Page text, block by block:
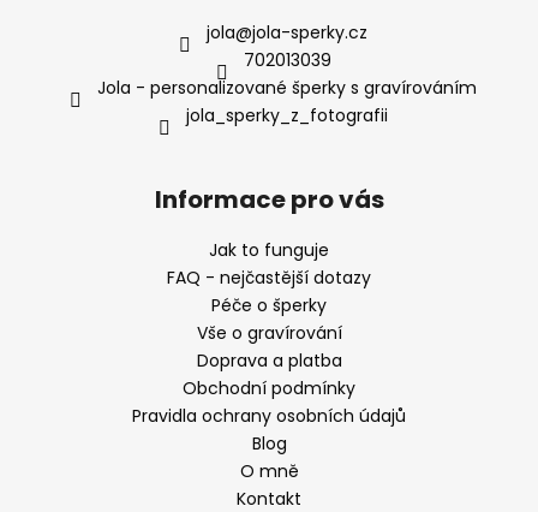
jola@jola-sperky.cz
702013039
Jola - personalizované šperky s gravírováním
jola_sperky_z_fotografii
Informace pro vás
Jak to funguje
FAQ - nejčastější dotazy
Péče o šperky
Vše o gravírování
Doprava a platba
Obchodní podmínky
Pravidla ochrany osobních údajů
Blog
O mně
Kontakt